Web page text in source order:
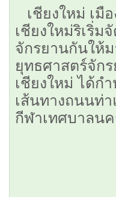
เชียงใหม่ เมื
เชียงใหม่ริเริ่
จักรยานกันให้
ยุทธศาสตร์จัก
เชียงใหม่ ได้ก
เส้นทางถนนท่
กีฬาเทศบาลนค